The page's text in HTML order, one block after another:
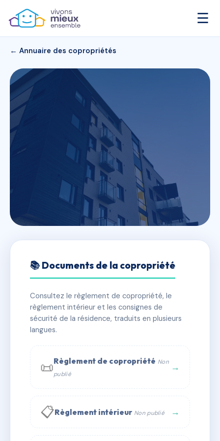
☰
← Annuaire des copropriétés
9 RUE GAMBETTA
BEAUVOISIN
✓ Immatriculée 🏠 29 lots 🏗 1 bâtiment(s)
✉ Email
📚 Documents de la copropriété
Consultez le règlement de copropriété, le
règlement intérieur et les consignes de
sécurité de la résidence, traduits en plusieurs
langues.
📜Règlement de copropriété Non
publié
→
📋Règlement intérieur Non publié →